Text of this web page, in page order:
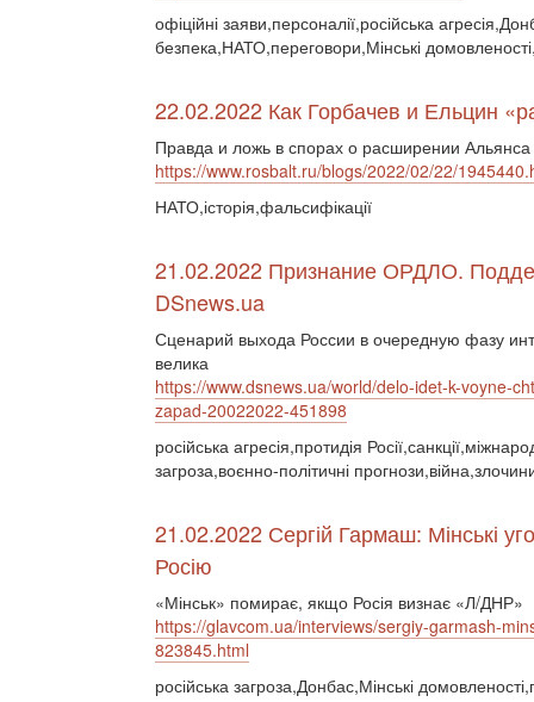
офіційні заяви,персоналії,російська
безпека,НАТО,переговори,Мінські
22.02.2022 Как Горбачев и Ельцин
Правда и ложь в спорах о расширении Альянса
https://www.rosbalt.ru/blogs/2022/02/22/
НАТО,історія,фальсифікації
21.02.2022 Признание ОРДЛО.
DSnews.ua
Сценарий выхода России в очередную фазу
велика
https://www.dsnews.ua/world/delo-idet-k-voyne-
zapad-20022022-451898
російська агресія,протидія
загроза,воєнно-політичні
21.02.2022 Сергій Гармаш: Мінські
Росію
«Мінськ» помирає, якщо Росія визнає «Л/ДНР»
https://glavcom.ua/interviews/sergiy-garmash-
823845.html
російська загроза,Донбас,Мінські